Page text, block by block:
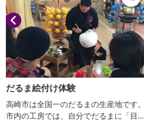
だるま絵付け体験
高崎市は全国一のだるまの生産地です。
市内の工房では、自分でだるまに「目」